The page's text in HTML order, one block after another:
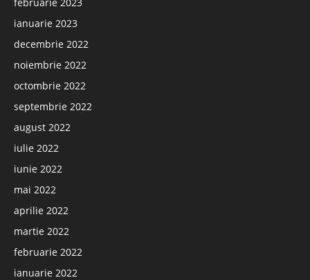
ianuarie 2023
decembrie 2022
noiembrie 2022
octombrie 2022
septembrie 2022
august 2022
iulie 2022
iunie 2022
mai 2022
aprilie 2022
martie 2022
februarie 2022
ianuarie 2022